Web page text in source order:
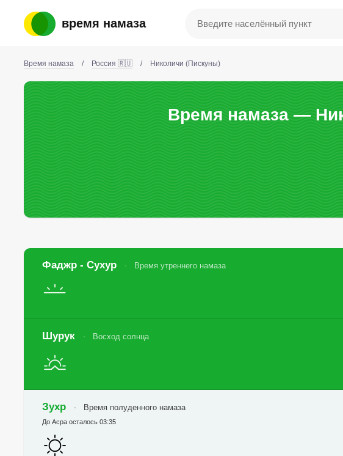
время намаза
Время намаза / Россия 🇷🇺 / Николичи (Пискуны)
Время намаза —
Фаджр - Сухур Время утреннего намаза
Шурук Восход солнца
Зухр Время полуденного намаза
До Асра осталось 03:35